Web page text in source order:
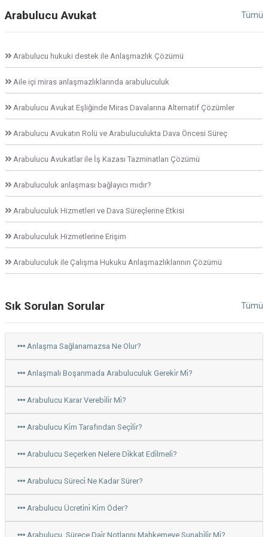
Tümü
Arabulucu Avukat
Arabulucu hukuki destek ile Anlaşmazlık Çözümü
Aile içi miras anlaşmazlıklarında arabuluculuk
Arabulucu Avukat Eşliğinde Miras Davalarına Alternatif Çözümler
Arabulucu Avukatın Rolü ve Arabuluculukta Dava Öncesi Süreç
Arabulucu Avukatlar ile İş Kazası Tazminatları Çözümü
Arabuluculuk anlaşması bağlayıcı mıdır?
Arabuluculuk Hizmetleri ve Dava Süreçlerine Etkisi
Arabuluculuk Hizmetlerine Erişim
Arabuluculuk ile Çalışma Hukuku Anlaşmazlıklarının Çözümü
Arabuluculuk Kayıt Altına Alınır mı?
Arabuluculuk Kayıtları Mahkemede Delil Olarak Kullanılabilir mi?
Arabuluculuk masrafları nasıl paylaştırılır?
Arabuluculuk Merkezi ve İşleyişi
Arabuluculuk Merkezi’nde Başvuru Koşulları
Tümü
Sık Sorulan Sorular
Anlaşma Sağlanamazsa Ne Olur?
Anlaşmalı Boşanmada Arabuluculuk Gereki̇r Mi̇?
Arabulucu Karar Verebi̇li̇r Mi̇?
Arabulucu Ki̇m Tarafından Seçi̇li̇r?
Arabulucu Seçerken Nelere Di̇kkat Edi̇lmeli̇?
Arabulucu Süreci̇ Ne Kadar Sürer?
Arabulucu Ücreti̇ni̇ Ki̇m Öder?
Arabulucu, Sürece Dai̇r Notlarını Mahkemeye Sunabi̇li̇r Mi̇?